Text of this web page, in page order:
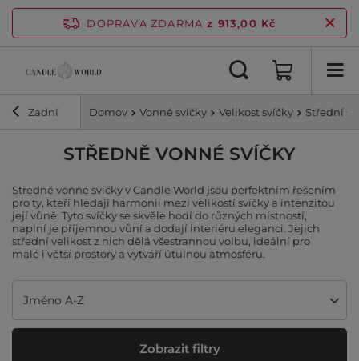
DOPRAVA ZDARMA z 913,00 Kč
Zadní Domov Vonné svíčky Velikost svíčky Střední
STŘEDNĚ VONNÉ SVÍČKY
Středně vonné svíčky v Candle World jsou perfektním řešením
pro ty, kteří hledají harmonii mezi velikostí svíčky a intenzitou
její vůně. Tyto svíčky se skvěle hodí do různých místností,
naplní je příjemnou vůní a dodají interiéru eleganci. Jejich
střední velikost z nich dělá všestrannou volbu, ideální pro
malé i větší prostory a vytváří útulnou atmosféru.
Změnit řazení
Jméno A-Z
Zobrazit filtry